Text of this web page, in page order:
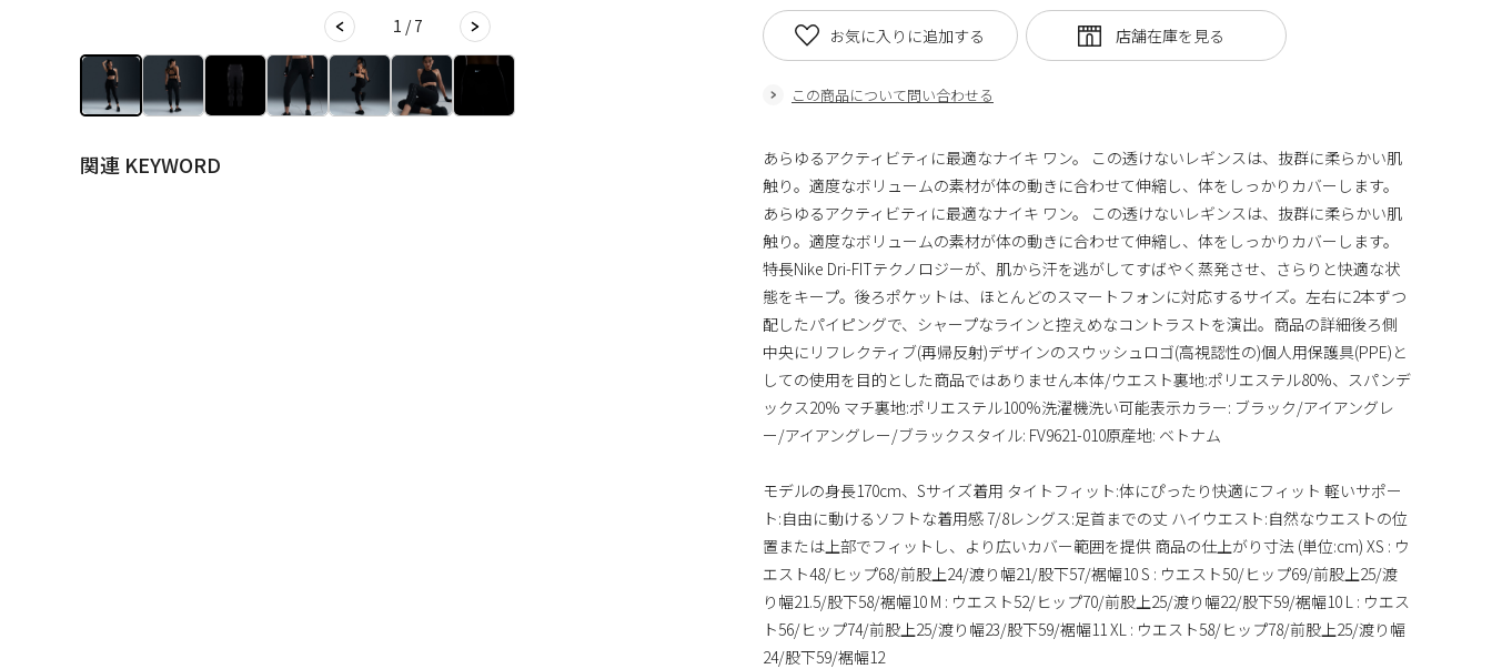
1 / 7
関連 KEYWORD
この商品について問い合わせる
お気に入りに追加する
あらゆるアクティビティに最適なナイキ ワン。 この透けないレギンスは、抜群に柔らかい肌
触り。適度なボリュームの素材が体の動きに合わせて伸縮し、体をしっかりカバーします。
あらゆるアクティビティに最適なナイキ ワン。 この透けないレギンスは、抜群に柔らかい肌
触り。適度なボリュームの素材が体の動きに合わせて伸縮し、体をしっかりカバーします。
特長Nike Dri-FITテクノロジーが、肌から汗を逃がしてすばやく蒸発させ、さらりと快適な状
態をキープ。後ろポケットは、ほとんどのスマートフォンに対応するサイズ。左右に2本ずつ
配したパイピングで、シャープなラインと控えめなコントラストを演出。商品の詳細後ろ側
中央にリフレクティブ(再帰反射)デザインのスウッシュロゴ(高視認性の)個人用保護具(PPE)と
しての使用を目的とした商品ではありません本体/ウエスト裏地:ポリエステル80%、スパンデ
ックス20% マチ裏地:ポリエステル100%洗濯機洗い可能表示カラー: ブラック/アイアングレ
ー/アイアングレー/ブラックスタイル: FV9621-010原産地: ベトナム
モデルの身長170cm、Sサイズ着用 タイトフィット:体にぴったり快適にフィット 軽いサポー
ト:自由に動けるソフトな着用感 7/8レングス:足首までの丈 ハイウエスト:自然なウエストの位
置または上部でフィットし、より広いカバー範囲を提供 商品の仕上がり寸法 (単位:cm) XS : ウ
エスト48/ヒップ68/前股上24/渡り幅21/股下57/裾幅10 S : ウエスト50/ヒップ69/前股上25/渡
り幅21.5/股下58/裾幅10 M : ウエスト52/ヒップ70/前股上25/渡り幅22/股下59/裾幅10 L : ウエス
ト56/ヒップ74/前股上25/渡り幅23/股下59/裾幅11 XL : ウエスト58/ヒップ78/前股上25/渡り幅
24/股下59/裾幅12